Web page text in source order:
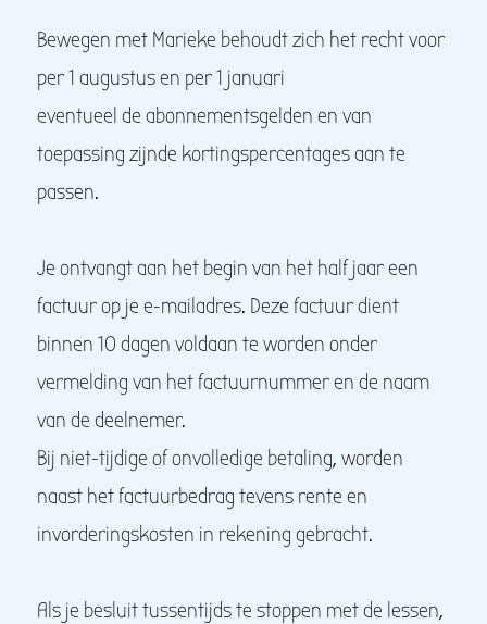
Bewegen met Marieke behoudt zich het recht voor
per 1 augustus en per 1 januari
eventueel de abonnementsgelden en van
toepassing zijnde kortingspercentages aan te
passen.
Je ontvangt aan het begin van het half jaar een
factuur op je e-mailadres. Deze factuur dient
binnen 10 dagen voldaan te worden onder
vermelding van het factuurnummer en de naam
van de deelnemer.
Bij niet-tijdige of onvolledige betaling, worden
naast het factuurbedrag tevens rente en
invorderingskosten in rekening gebracht.
Als je besluit tussentijds te stoppen met de lessen,